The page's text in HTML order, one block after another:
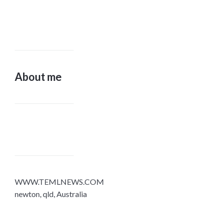
About me
WWW.TEMLNEWS.COM
newton, qld, Australia